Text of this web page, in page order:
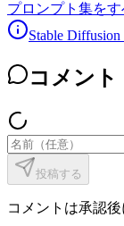
プロンプト集をす
Stable
コメント
投稿する
コメントは承認